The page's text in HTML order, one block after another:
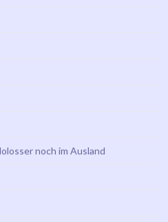
noch im Ausland